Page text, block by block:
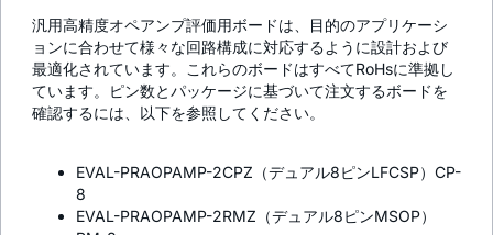
汎用高精度オペアンプ評価用ボードは、目的のアプリケーシ
ョンに合わせて様々な回路構成に対応するように設計および
最適化されています。これらのボードはすべてRoHsに準拠し
ています。ピン数とパッケージに基づいて注文するボードを
確認するには、以下を参照してください。
EVAL-PRAOPAMP-2CPZ（デュアル8ピンLFCSP）CP-
8
EVAL-PRAOPAMP-2RMZ（デュアル8ピンMSOP）